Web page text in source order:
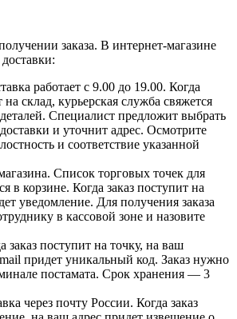
заказа. В интернет-магазине
работает с 9.00 до 19.00. Когда
на склад, курьерская служба свяжется
Специалист предложит выбрать
и уточнит адрес. Осмотрите
и соответствие указанной
Список торговых точек для
в корзине. Когда заказ поступит на
уведомление. Для получения заказа
в кассовой зоне и назовите
заказ поступит на точку, на ваш
придет уникальный код. Заказ нужно
постамата. Срок хранения — 3
через почту России. Когда заказ